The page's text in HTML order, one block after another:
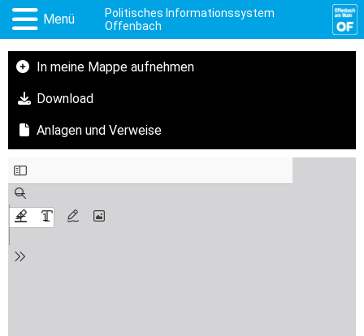
Menü
Politisches Informationssystem
Offenbach
In meine Mappe aufnehmen
Download
Anlagen und Verweise